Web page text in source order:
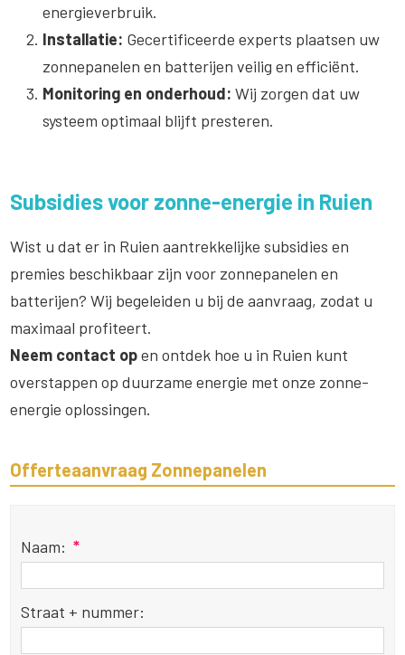
energieverbruik.
Installatie: Gecertificeerde experts plaatsen uw
zonnepanelen en batterijen veilig en efficiënt.
Monitoring en onderhoud: Wij zorgen dat uw
systeem optimaal blijft presteren.
Subsidies voor zonne-energie in Ruien
Wist u dat er in Ruien aantrekkelijke subsidies en
premies beschikbaar zijn voor zonnepanelen en
batterijen? Wij begeleiden u bij de aanvraag, zodat u
maximaal profiteert.
Neem contact open ontdek hoe u in Ruien kunt
overstappen op duurzame energie met onze zonne-
energie oplossingen.
Offerteaanvraag Zonnepanelen
Naam: *
Straat + nummer: